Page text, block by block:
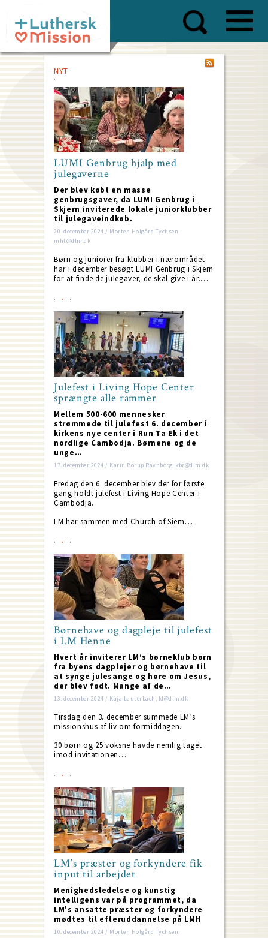
main
content
NYT
LUMI Genbrug hjalp med
julegaverne
Der blev købt en masse
genbrugsgaver, da LUMI Genbrug i
Skjern inviterede lokale juniorklubber
til julegaveindkøb.
20. december 2024 / Morten Holgård Tychsen
mht@dlm.dk
Børn og juniorer fra klubber i nærområdet
har i december besøgt LUMI Genbrug i Skjern
for at finde de julegaver, de skal give i år.…
Julefest i Living Hope Center
sprængte alle rammer
Mellem 500-600 mennesker
strømmede til julefest 6. december i
kirkens nye center i Run Ta Ek i det
nordlige Cambodja. Børnene og de
unge…
17. december 2024 / Karin Borup Ravnborg; kbr@dlm.dk
Fredag den 6. december blev der for første
gang holdt julefest i Living Hope Center i
Cambodja.
LM har sammen med Church of Siem…
Børnehave og dagpleje til julefest
i LM Henne
Hvert år inviterer LM’s børneklub børn
fra byens dagplejer og børnehave til
at synge julesange og høre om Jesus,
der blev født. Mange af de…
13. december 2024 / Kaja Lauterbach, kl@dlm.dk
Tirsdag den 3. december summede LM’s
missionshus af liv om formiddagen.
30 børn og 25 voksne havde nemlig taget
imod invitationen…
LM’s præster og forkyndere fik
input til arbejdet
Menighedsledelse og kunstig
intelligens var på programmet, da
LM's ansatte præster og forkyndere
mødtes til efteruddannelse på LMH
10. december 2024 / Morten Holgård Tychsen,